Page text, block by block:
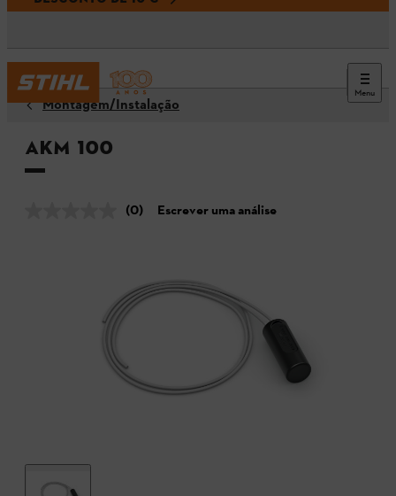
Menu
Montagem/Instalação
AKM 100
(0) Escrever uma análise